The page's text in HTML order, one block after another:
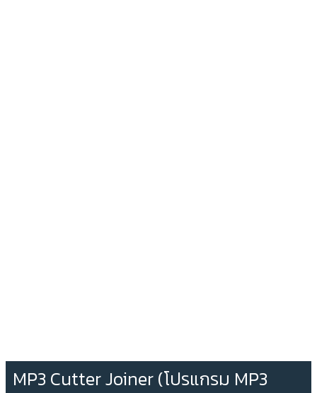
MP3 Cutter Joiner (โปรแกรม MP3